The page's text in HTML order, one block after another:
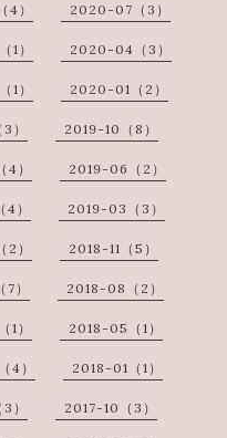
） 2020-07（3）
） 2020-04（3）
） 2020-01（2）
） 2019-10（8）
） 2019-06（2）
） 2019-03（3）
2） 2018-11（5）
） 2018-08（2）
） 2018-05（1）
4） 2018-01（1）
） 2017-10（3）